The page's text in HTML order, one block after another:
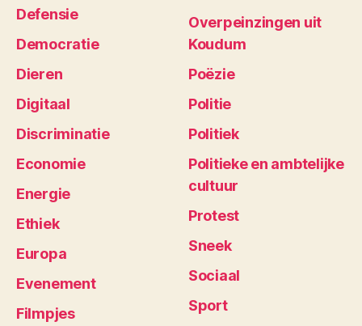
Defensie
Democratie
Dieren
Digitaal
Discriminatie
Economie
Energie
Ethiek
Europa
Evenement
Filmpjes
Overpeinzingen uit
Koudum
Poëzie
Politie
Politiek
Politieke en ambtelijke
cultuur
Protest
Sneek
Sociaal
Sport